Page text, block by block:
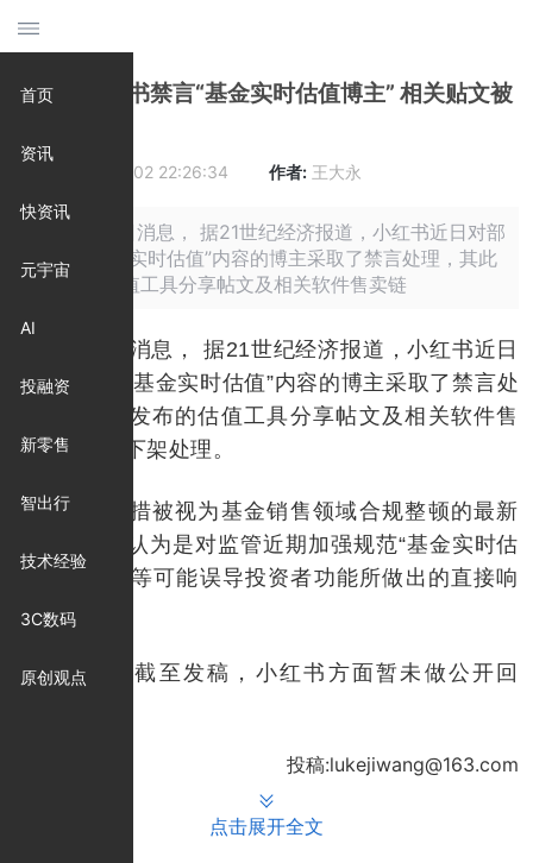
首页
资讯
快资讯
元宇宙
AI
投融资
新零售
智出行
技术经验
3C数码
原创观点
消息称小红书禁言“基金实时估值博主” 相关贴文被
2026-06-02 22:26:34 作者: 王大永
摘要: 2月6日消息， 据21世纪经济报道，小红书近日对部
分发布“基金实时估值”内容的博主采取了禁言处理，其此
前发布的估值工具分享帖文及相关软件售卖链
2月6日消息， 据21世纪经济报道，小红书近日
对部分发布“基金实时估值”内容的博主采取了禁言处
理，其此前发布的估值工具分享帖文及相关软件售
卖链接也已下架处理。
这一举措被视为基金销售领域合规整顿的最新
动向，也被认为是对监管近期加强规范“基金实时估
值”“加仓榜”等可能误导投资者功能所做出的直接响
应。
对此，截至发稿，小红书方面暂未做公开回
投稿:lukejiwang@163.com
点击展开全文